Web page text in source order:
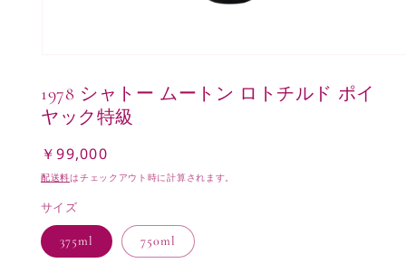
ダ
ル
で
デ
ィ
(1)
を
開
く
1978 シャトー ムートン ロトチルド ポイ
ヤック特級
通
常
格
￥99,000
配送料はチェックアウト時に計算されます。
サイズ
375ml 750ml